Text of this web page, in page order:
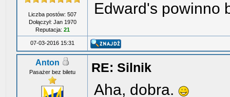
Liczba postów: 507
Dołączył: Jan 1970
Reputacja: 21
Edward's powinno
07-03-2016 15:31
Anton
Pasażer bez biletu RE: Silnik
Aha, dobra.